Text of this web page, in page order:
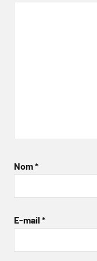
Nom*
E-mail *